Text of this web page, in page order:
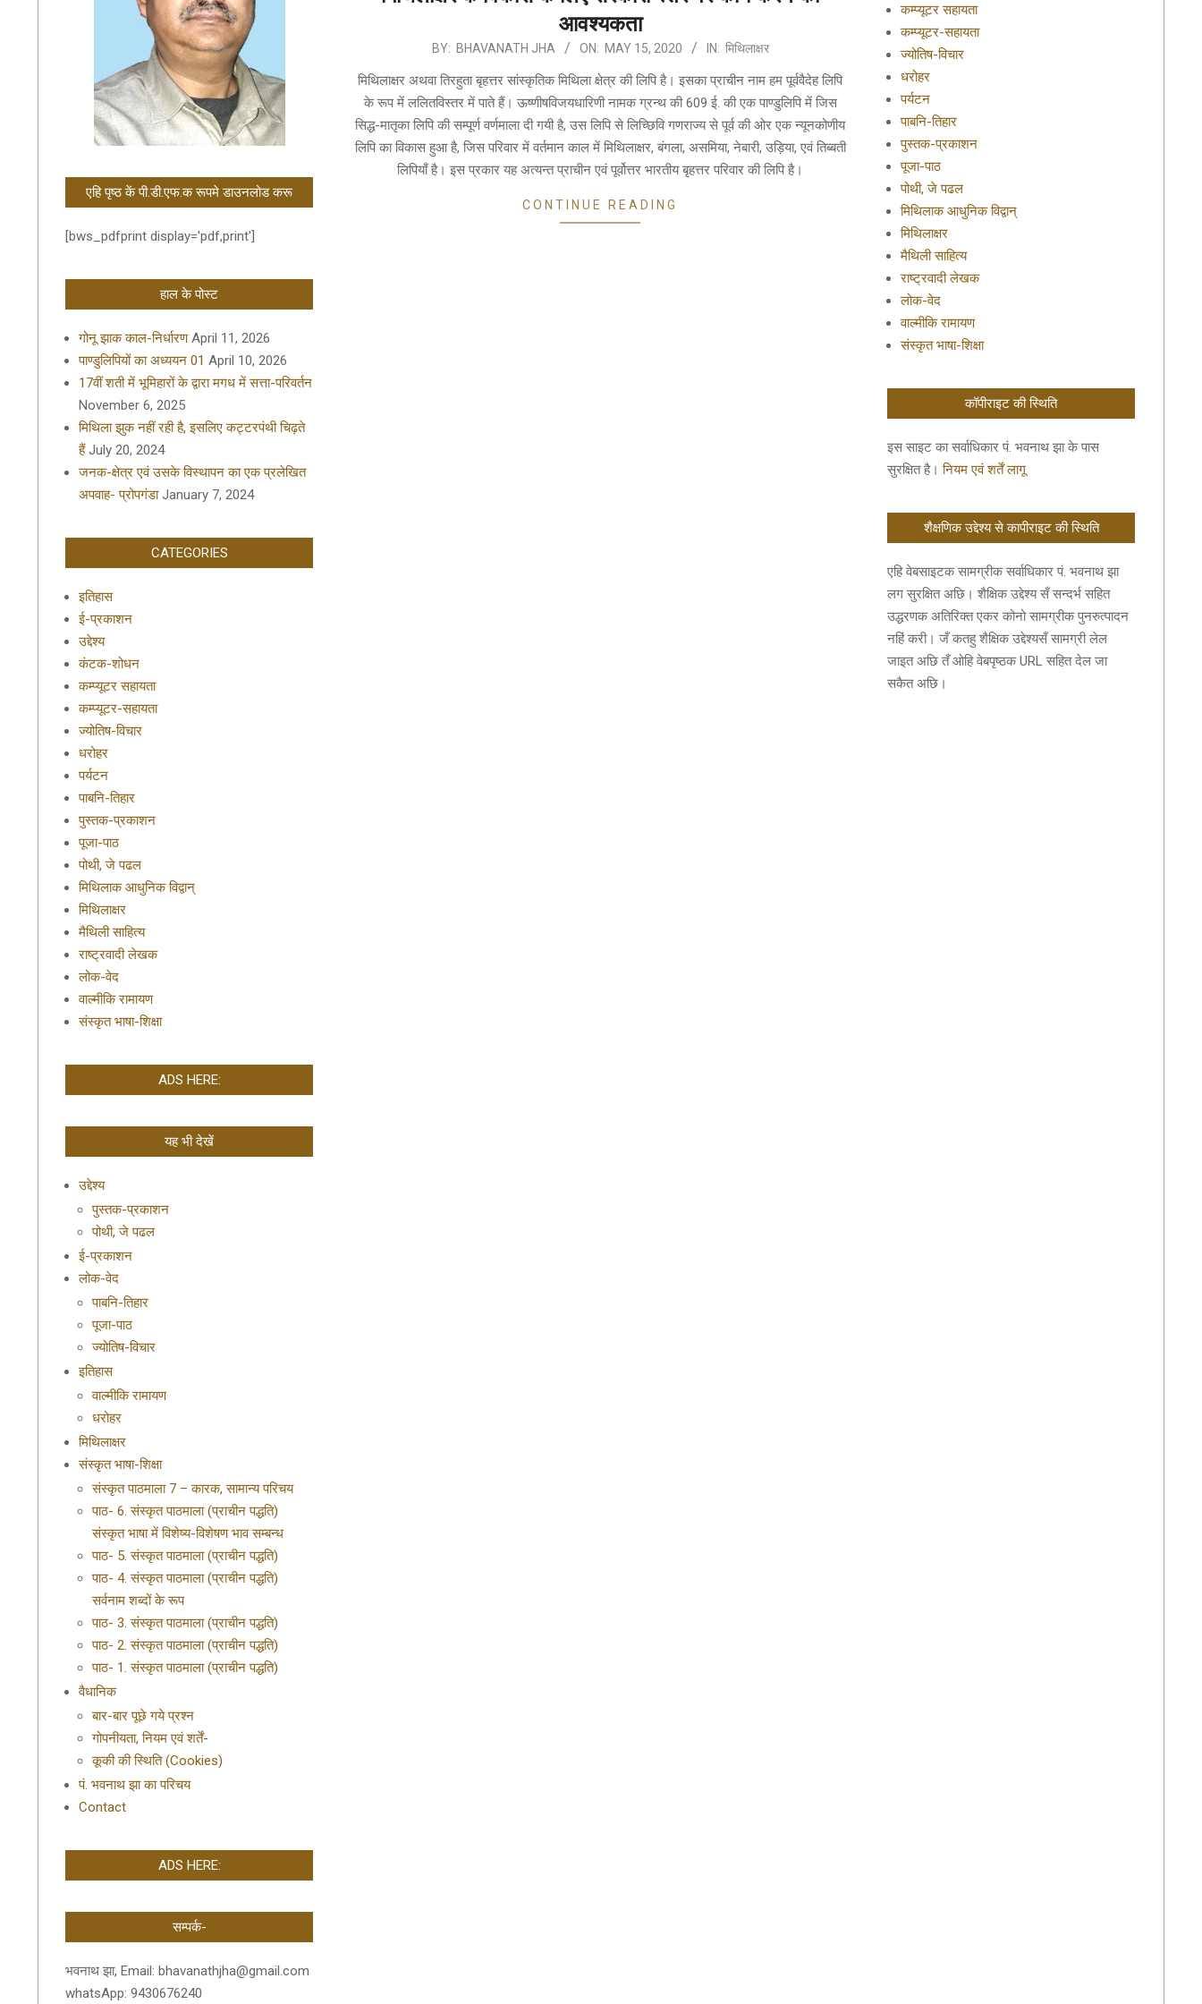
आवश्यकता
05-
15
BY: BHAVANATH JHA ON: MAY 15, 2020 IN: मिथिलाक्षर
मिथिलाक्षर अथवा तिरहुता बृहत्तर सांस्कृतिक मिथिला क्षेत्र की लिपि है। इसका प्राचीन नाम हम पूर्ववैदेह लिपि
के रूप में ललितविस्तर में पाते हैं। ऊष्णीषविजयधारिणी नामक ग्रन्थ की 609 ई. की एक पाण्डुलिपि में जिस
सिद्ध-मातृका लिपि की सम्पूर्ण वर्णमाला दी गयी है, उस लिपि से लिच्छिवि गणराज्य से पूर्व की ओर एक न्यूनकोणीय
लिपि का विकास हुआ है, जिस परिवार में वर्तमान काल में मिथिलाक्षर, बंगला, असमिया, नेबारी, उड़िया, एवं तिब्बती
लिपियाँ है। इस प्रकार यह अत्यन्त प्राचीन एवं पूर्वोत्तर भारतीय बृहत्तर परिवार की लिपि है।
CONTINUE READING
एहि पृष्ठ कें पी.डी.एफ.क रूपमे डाउनलोड करू
[bws_pdfprint display='pdf,print']
हाल के पोस्ट
गोनू झाक काल-निर्धारण April 11, 2026
पाण्डुलिपियों का अध्ययन 01 April 10, 2026
17वीं शती में भूमिहारों के द्वारा मगध में सत्ता-परिवर्तन
November 6, 2025
मिथिला झुक नहीं रही है, इसलिए कट्टरपंथी चिढ़ते
हैं July 20, 2024
जनक-क्षेत्र एवं उसके विस्थापन का एक प्रलेखित
अपवाह- प्रोपगंडा January 7, 2024
CATEGORIES
इतिहास
ई-प्रकाशन
उद्देश्य
कंटक-शोधन
कम्प्यूटर सहायता
कम्प्यूटर-सहायता
ज्योतिष-विचार
धरोहर
पर्यटन
पाबनि-तिहार
पुस्तक-प्रकाशन
पूजा-पाठ
पोथी, जे पढल
मिथिलाक आधुनिक विद्वान्
मिथिलाक्षर
मैथिली साहित्य
राष्ट्रवादी लेखक
लोक-वेद
वाल्मीकि रामायण
संस्कृत भाषा-शिक्षा
ADS HERE:
यह भी देखें
उद्देश्य
पुस्तक-प्रकाशन
पोथी, जे पढल
ई-प्रकाशन
लोक-वेद
पाबनि-तिहार
पूजा-पाठ
ज्योतिष-विचार
इतिहास
वाल्मीकि रामायण
धरोहर
मिथिलाक्षर
संस्कृत भाषा-शिक्षा
संस्कृत पाठमाला 7 – कारक, सामान्य परिचय
पाठ- 6. संस्कृत पाठमाला (प्राचीन पद्धति)
संस्कृत भाषा में विशेष्य-विशेषण भाव सम्बन्ध
पाठ- 5. संस्कृत पाठमाला (प्राचीन पद्धति)
पाठ- 4. संस्कृत पाठमाला (प्राचीन पद्धति)
सर्वनाम शब्दों के रूप
पाठ- 3. संस्कृत पाठमाला (प्राचीन पद्धति)
पाठ- 2. संस्कृत पाठमाला (प्राचीन पद्धति)
पाठ- 1. संस्कृत पाठमाला (प्राचीन पद्धति)
वैधानिक
बार-बार पूछे गये प्रश्न
गोपनीयता, नियम एवं शर्तें-
कूकी की स्थिति (Cookies)
पं. भवनाथ झा का परिचय
Contact
ADS HERE:
सम्पर्क-
भवनाथ झा, Email: bhavanathjha@gmail.com
whatsApp: 9430676240
कम्प्यूटर सहायता
कम्प्यूटर-सहायता
ज्योतिष-विचार
धरोहर
पर्यटन
पाबनि-तिहार
पुस्तक-प्रकाशन
पूजा-पाठ
पोथी, जे पढल
मिथिलाक आधुनिक विद्वान्
मिथिलाक्षर
मैथिली साहित्य
राष्ट्रवादी लेखक
लोक-वेद
वाल्मीकि रामायण
संस्कृत भाषा-शिक्षा
कॉपीराइट की स्थिति
इस साइट का सर्वाधिकार पं. भवनाथ झा के पास
सुरक्षित है।नियम एवं शर्तें लागू
शैक्षणिक उद्देश्य से कापीराइट की स्थिति
एहि वेबसाइटक सामग्रीक सर्वाधिकार पं. भवनाथ झा
लग सुरक्षित अछि। शैक्षिक उद्देश्य सँ सन्दर्भ सहित
उद्धरणक अतिरिक्त एकर कोनो सामग्रीक पुनरुत्पादन
नहिं करी। जँ कतहु शैक्षिक उद्देश्यसँ सामग्री लेल
जाइत अछि तँ ओहि वेबपृष्ठक URL सहित देल जा
सकैत अछि।